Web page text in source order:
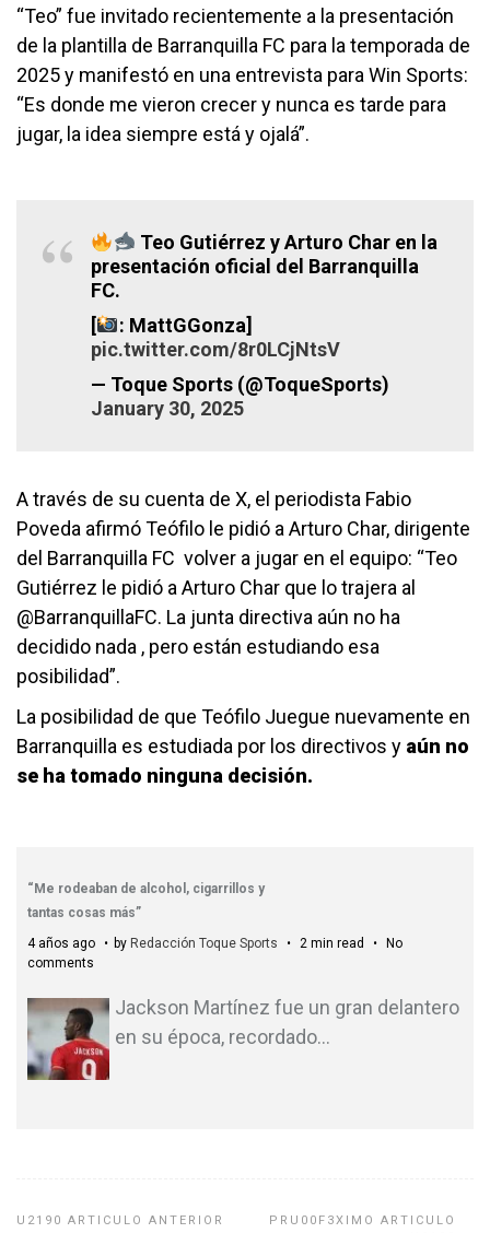
“Teo” fue invitado recientemente a la presentación
de la plantilla de Barranquilla FC para la temporada de
2025 y manifestó en una entrevista para Win Sports:
“Es donde me vieron crecer y nunca es tarde para
jugar, la idea siempre está y ojalá”.
Teo Gutiérrez y Arturo Char en la
presentación oficial del Barranquilla
FC.
[
: MattGGonza]
pic.twitter.com/8r0LCjNtsV
— Toque Sports (@ToqueSports)
January 30, 2025
A través de su cuenta de X, el periodista Fabio
Poveda afirmó Teófilo le pidió a Arturo Char, dirigente
del Barranquilla FC volver a jugar en el equipo: “Teo
Gutiérrez le pidió a Arturo Char que lo trajera al
@BarranquillaFC. La junta directiva aún no ha
decidido nada , pero están estudiando esa
posibilidad”.
La posibilidad de que Teófilo Juegue nuevamente en
Barranquilla es estudiada por los directivos y aún no
se ha tomado ninguna decisión.
“Me rodeaban de alcohol, cigarrillos y
tantas cosas más”
4 años ago
by Redacción Toque Sports 2 min read
No
comments
Jackson Martínez fue un gran delantero
en su época, recordado…